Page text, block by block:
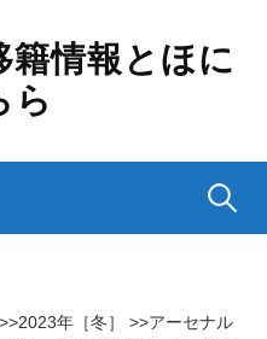
籍情報とほに
ら
検
>>2023年［冬］ >>アーセナル